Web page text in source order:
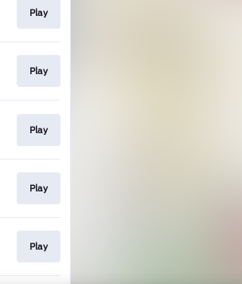
Play
Play
Play
Play
Play